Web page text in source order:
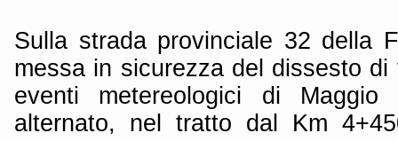
Sulla strada provinciale 32 della
messa in sicurezza del dissesto
eventi metereologici di
alternato, nel tratto dal Km